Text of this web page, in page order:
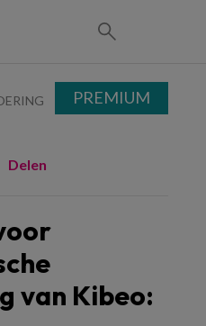
Delen
van Kibeo:
PREMIUM